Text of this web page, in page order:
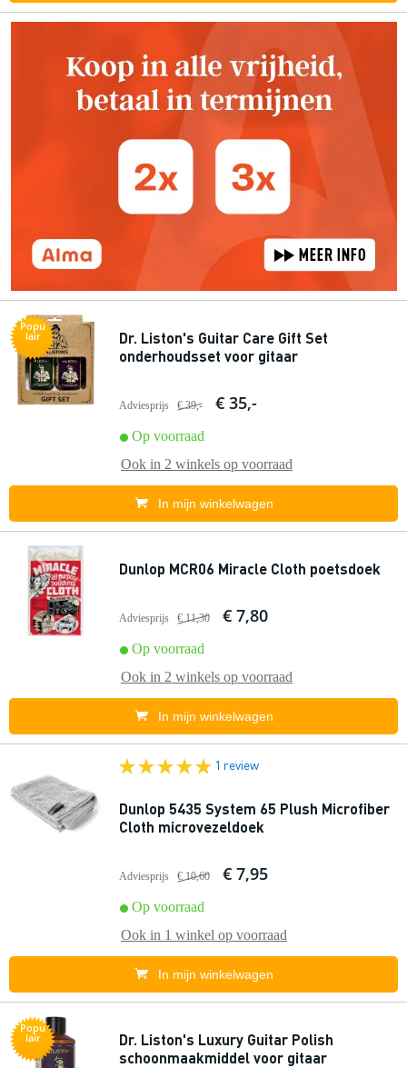
Popu
lair
Dr. Liston's Guitar Care Gift Set
onderhoudsset voor gitaar
Adviesprijs € 39,- € 35,-
Op voorraad
Ook in 2 winkels op voorraad
In mijn winkelwagen
Dunlop MCR06 Miracle Cloth poetsdoek
Adviesprijs € 11,30 € 7,80
Op voorraad
Ook in 2 winkels op voorraad
In mijn winkelwagen
1 review
Dunlop 5435 System 65 Plush Microfiber
Cloth microvezeldoek
Adviesprijs € 10,60 € 7,95
Op voorraad
Ook in 1 winkel op voorraad
In mijn winkelwagen
Popu
lair
Dr. Liston's Luxury Guitar Polish
schoonmaakmiddel voor gitaar